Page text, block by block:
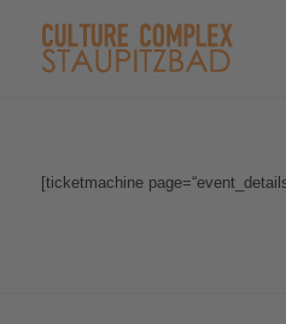
[ticketmachine